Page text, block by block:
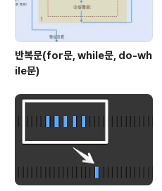
반복문(for문, while문, do-wh
ile문)